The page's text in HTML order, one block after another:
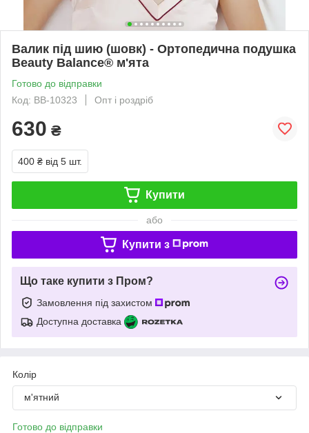
Валик під шию (шовк) - Ортопедична подушка
Beauty Balance® м'ята
Готово до відправки
Код: BB-10323
Опт і роздріб
630 ₴
400 ₴ від 5 шт.
Купити
або
Купити з
Що таке купити з Пром?
Замовлення під захистом
Доступна доставка
Колір
м'ятний
Готово до відправки